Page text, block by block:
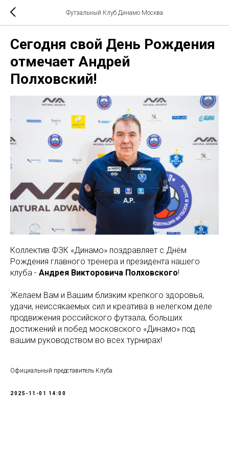
Футзальный Клуб Динамо Москва
Сегодня свой День Рождения
отмечает Андрей
Полховский!
Коллектив ФЗК «Динамо» поздравляет с Днём
Рождения главного тренера и президента нашего
клуба - Андрея Викторовича Полховского!
Желаем Вам и Вашим близким крепкого здоровья,
удачи, неиссякаемых сил и креатива в нелегком деле
продвижения российского футзала, больших
достижений и побед московского «Динамо» под
вашим руководством во всех турнирах!
Официальный представитель Клуба
2025-11-01 14:00